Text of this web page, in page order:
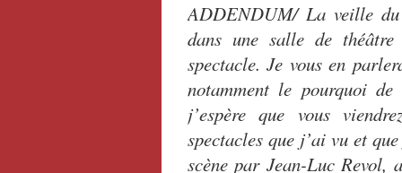
ADDENDUM/ La veille
dans une salle de
spectacle. Je vous en
notamment le pourquoi de
j’espère que vous
spectacles que j’ai vu et
scène par Jean-Luc Revol,